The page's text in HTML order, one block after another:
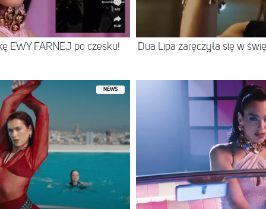
EWY FARNEJ po czesku! Dua Lipa zaręczyła się w
NEWS